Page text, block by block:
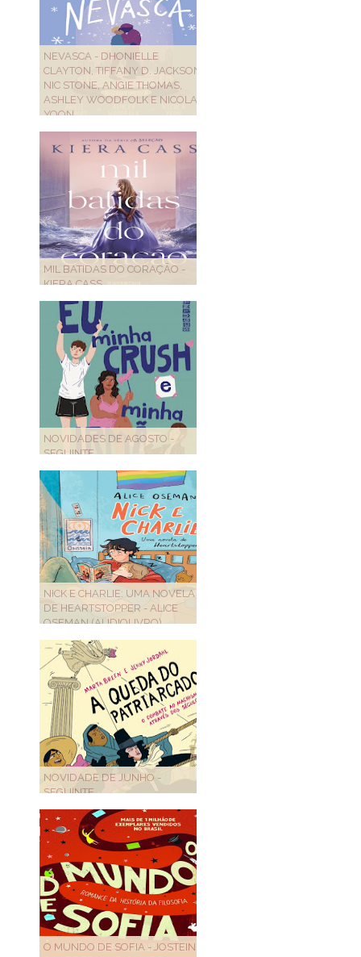
NEVASCA - DHONIELLE
CLAYTON, TIFFANY D. JACKSON,
NIC STONE, ANGIE THOMAS,
ASHLEY WOODFOLK E NICOLA
YOON
MIL BATIDAS DO CORAÇÃO -
KIERA CASS
NOVIDADES DE AGOSTO -
SEGUINTE
NICK E CHARLIE: UMA NOVELA
DE HEARTSTOPPER - ALICE
OSEMAN (AUDIOLIVRO)
NOVIDADE DE JUNHO -
SEGUINTE
O MUNDO DE SOFIA - JOSTEIN